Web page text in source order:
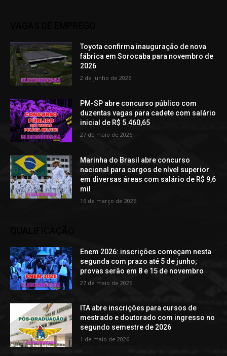
Toyota confirma inauguração de nova
fábrica em Sorocaba para novembro de
2026
2 de junho de 2026
PM-SP abre concurso público com
duzentas vagas para cadete com salário
inicial de R$ 5.460,65
27 de maio de 2026
Marinha do Brasil abre concurso
nacional para cargos de nível superior
em diversas áreas com salário de R$ 9,6
mil
16 de março de 2026
Enem 2026: inscrições começam nesta
segunda com prazo até 5 de junho;
provas serão em 8 e 15 de novembro
27 de maio de 2026
ITA abre inscrições para cursos de
mestrado e doutorado com ingresso no
segundo semestre de 2026
1 de maio de 2026